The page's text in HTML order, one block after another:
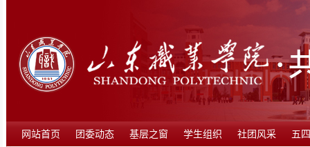
网站首页 团委动态 基层之窗 学生组织 社团风采 五